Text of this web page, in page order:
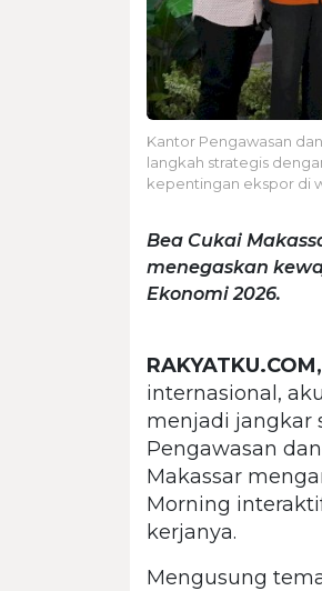
Kantor Pengawasan
langkah strategis
kepentingan ekspor di
Bea Cukai
menegaskan
Ekonomi 2026.
internasional,
menjadi jangkar
Pengawasan
Makassar
Morning
kerjanya.
Mengusung